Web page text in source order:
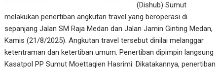
(Dishub) Sumut
melakukan penertiban angkutan travel yang beroperasi di
sepanjang Jalan SM Raja Medan dan Jalan Jamin Ginting Medan,
Kamis (21/8/2025). Angkutan travel tersebut dinilai melanggar
ketentraman dan ketertiban umum. Penertiban dipimpin langsung
Kasatpol PP Sumut Moettaqien Hasrimi. Dikatakannya, penertiban